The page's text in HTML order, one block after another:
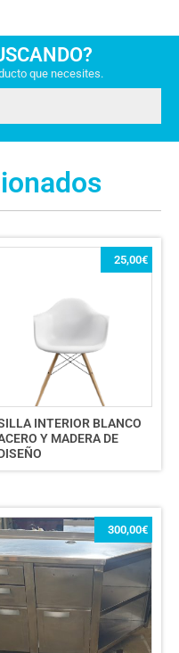
que necesites.
INTERIOR BLANCO
Y MADERA DE
25,00€
300,00€